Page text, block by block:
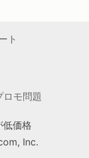
ト
ロモ問題
低価格
Inc.